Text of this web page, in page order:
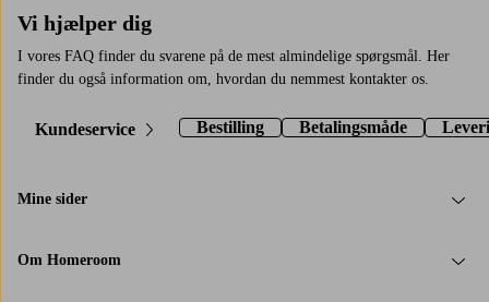
Vi hjælper dig
I vores FAQ finder du svarene på de mest almindelige spørgsmål. Her
finder du også information om, hvordan du nemmest kontakter os.
Kundeservice Bestilling Betalingsmåde
Mine sider
Om Homeroom